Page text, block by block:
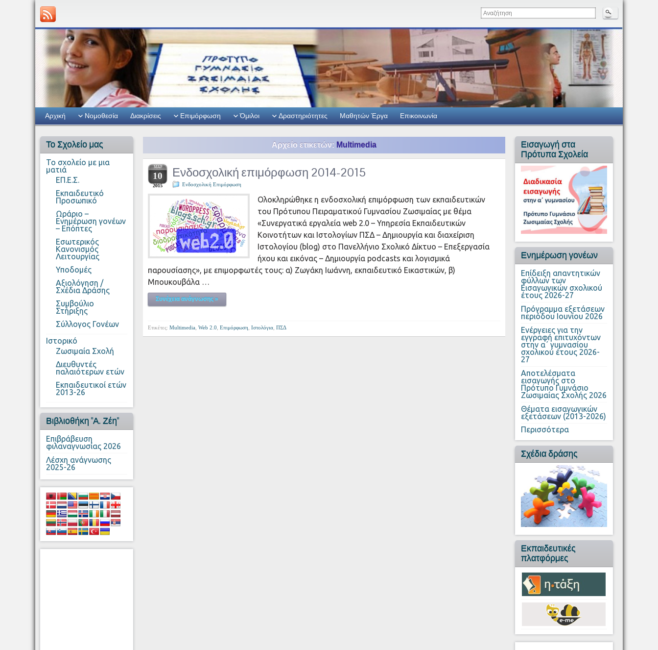
Αρχική Νομοθεσία Διακρίσεις Επιμόρφωση Όμιλοι Δραστηριότητες Μαθητών Έργα Επικοινωνία
Το Σχολείο μας
Το σχολείο με μια
ματιά
ΕΠ.Ε.Σ.
Εκπαιδευτικό
Προσωπικό
Ωράριο –
Ενημέρωση γονέων
– Επόπτες
Εσωτερικός
Κανονισμός
Λειτουργίας
Υποδομές
Αξιολόγηση /
Σχέδια Δράσης
Συμβούλιο
Στήριξης
Σύλλογος Γονέων
Ιστορικό
Ζωσιμαία Σχολή
Διευθυντές
παλαιότερων ετών
Εκπαιδευτικοί ετών
2013-26
Βιβλιοθήκη "Α. Ζέη"
Επιβράβευση
φιλαναγνωσίας 2026
Λέσχη ανάγνωσης
2025-26
Αρχείο ετικετών: Multimedia
ΜΑΡ
10
2015
Ενδοσχολική επιμόρφωση 2014-2015
Ενδοσχολική Επιμόρφωση
Ολοκληρώθηκε η ενδοσχολική επιμόρφωση των εκπαιδευτικών
του Πρότυπου Πειραματικού Γυμνασίου Ζωσιμαίας με θέμα
«Συνεργατικά εργαλεία web 2.0 – Υπηρεσία Εκπαιδευτικών
Κοινοτήτων και Ιστολογίων ΠΣΔ – Δημιουργία και διαχείριση
Ιστολογίου (blog) στο Πανελλήνιο Σχολικό Δίκτυο – Επεξεργασία
ήχου και εικόνας – Δημιουργία podcasts και λογισμικά
παρουσίασης», με επιμορφωτές τους: α) Ζωγάκη Ιωάννη, εκπαιδευτικό Εικαστικών, β)
Μπουκουβάλα …
Συνέχεια ανάγνωσης »
Ετικέτες: Multimedia Web 2.0 Επιμόρφωση Ιστολόγια ΠΣΔ
Εισαγωγή στα
Πρότυπα Σχολεία
Ενημέρωση γονέων
Επίδειξη απαντητικών
φύλλων των
Εισαγωγικών σχολικού
έτους 2026-27
Πρόγραμμα εξετάσεων
περιόδου Ιουνίου 2026
Ενέργειες για την
εγγραφή επιτυχόντων
στην α΄ γυμνασίου
σχολικού έτους 2026-
27
Αποτελέσματα
εισαγωγής στο
Πρότυπο Γυμνάσιο
Ζωσιμαίας Σχολής 2026
Θέματα εισαγωγικών
εξετάσεων (2013-2026)
Περισσότερα
Σχέδια δράσης
Εκπαιδευτικές
πλατφόρμες